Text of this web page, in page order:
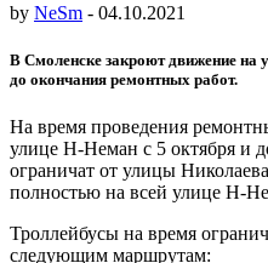
by NeSm - 04.10.2021
В Смоленске закроют движение на
до окончания ремонтных работ.
На время проведения
улице Н-Неман с 5 октября и
ограничат от улицы
полностью на всей улице Н-
Троллейбусы на время
следующим маршрутам: